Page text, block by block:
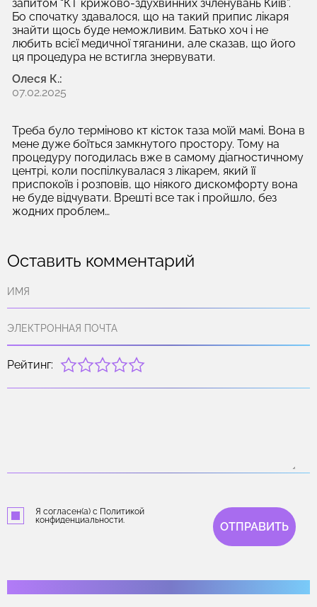
запитом “КТ крижово-здухвинних зчленувань Київ”.
Бо спочатку здавалося, що на такий припис лікаря
знайти щось буде неможливим. Батько хоч і не
любить всієї медичної тяганини, але сказав, що його
ця процедура не встигла знервувати.
Олеся К.:
07.02.2025
Треба було терміново кт кісток таза моїй мамі. Вона в
мене дуже боїться замкнутого простору. Тому на
процедуру погодилась вже в самому діагностичному
центрі, коли поспілкувалася з лікарем, який її
приспокоїв і розповів, що ніякого дискомфорту вона
не буде відчувати. Врешті все так і пройшло, без
жодних проблем…
Оставить комментарий
Рейтинг:
Я согласен(а) с Политикой
конфиденциальности.
ОТПРАВИТЬ